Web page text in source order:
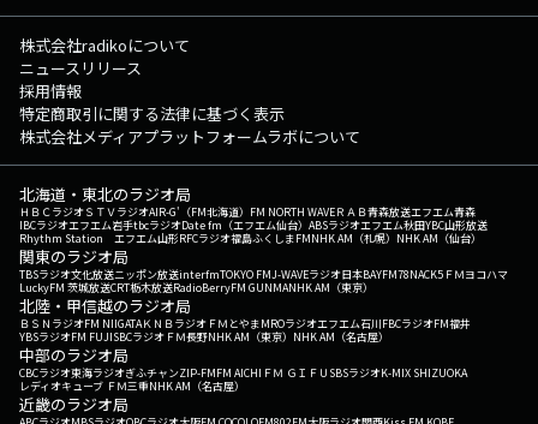
株式会社radikoについて
ニュースリリース
採用情報
特定商取引に関する法律に基づく表示
株式会社メディアプラットフォームラボについて
北海道・東北のラジオ局
ＨＢＣラジオＳＴＶラジオAIR-G'（FM北海道） FM NORTH WAVEＲＡＢ青森放送エフエム青森
IBCラジオエフエム岩手tbcラジオDate fm（エフエム仙台） ABSラジオエフエム秋田YBC山形放送
Rhythm Station エフエム山形RFCラジオ福島ふくしまFMNHK AM（札幌） NHK AM（仙台）
関東のラジオ局
TBSラジオ文化放送ニッポン放送interfmTOKYO FMJ-WAVEラジオ日本BAYFM78NACK5 ＦＭヨコハマ
LuckyFM 茨城放送CRT栃木放送RadioBerryFM GUNMANHK AM（東京）
北陸・甲信越のラジオ局
ＢＳＮラジオFM NIIGATAＫＮＢラジオ ＦＭとやまMROラジオエフエム石川FBCラジオFM福井
YBSラジオFM FUJISBCラジオ ＦＭ長野NHK AM（東京） NHK AM（名古屋）
中部のラジオ局
CBCラジオ東海ラジオぎふチャンZIP-FMFM AICHI ＦＭ ＧＩＦＵ SBSラジオK-MIX SHIZUOKA
レディオキューブ ＦＭ三重NHK AM（名古屋）
近畿のラジオ局